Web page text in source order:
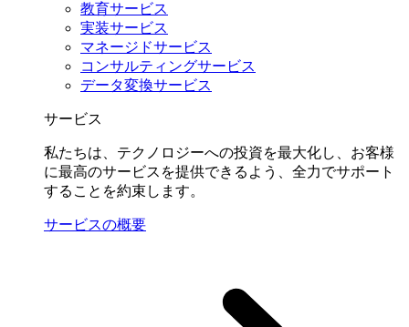
教育サービス
実装サービス
マネージドサービス
コンサルティングサービス
データ変換サービス
サービス
私たちは、テクノロジーへの投資を最大化し、お客様
に最高のサービスを提供できるよう、全力でサポート
することを約束します。
サービスの概要